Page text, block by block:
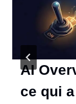
AI
ce qui